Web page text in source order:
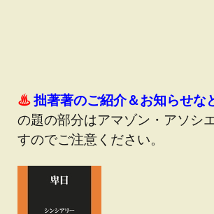
♨拙著著のご紹介＆お知らせな
の題の部分はアマゾン・アソシ
すのでご注意ください。